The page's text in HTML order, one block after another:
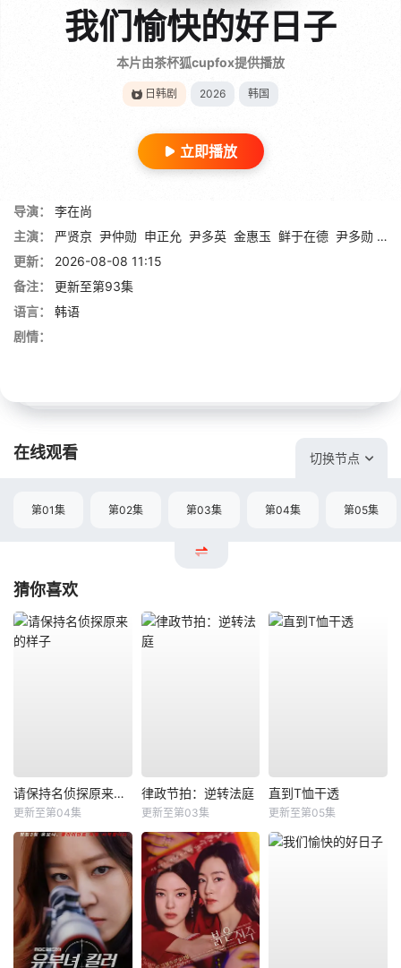
我们愉快的好日子
本片由茶杯狐cupfox提供播放
日韩剧 2026 韩国
立即播放
导演：
李在尚
主演：
严贤京 尹仲勋 申正允 尹多英 金惠玉 鲜于在德 尹多勋 文
更新：
2026-08-08 11:15
备注：
更新至第93集
语言：
韩语
剧情：
在线观看 切换节点
第01集 第02集 第03集 第04集 第05集
猜你喜欢
请保持名侦探原来的样子
更新至第04集
律政节拍：逆转法庭
更新至第03集
直到T恤干透
更新至第05集